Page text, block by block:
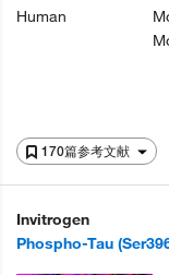
170篇参考文献
Human
Invitrogen
Phospho-Tau